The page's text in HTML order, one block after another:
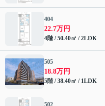
404
22.7万円
4階 / 50.40㎡ / 2LDK
505
18.8万円
5階 / 38.40㎡ / 1LDK